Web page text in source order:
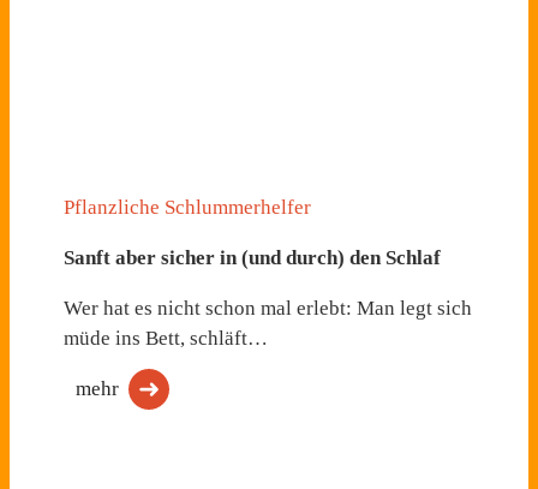
Pflanzliche Schlummerhelfer
Sanft aber sicher in (und durch) den Schlaf
Wer hat es nicht schon mal erlebt: Man legt sich
müde ins Bett, schläft…
mehr